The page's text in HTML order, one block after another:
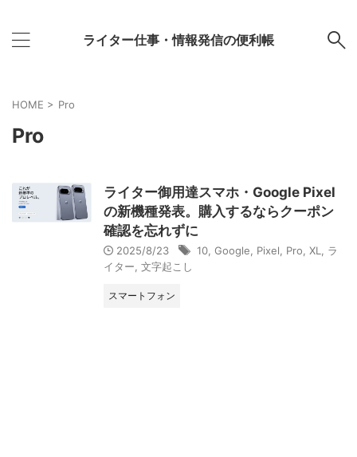
ライター仕事・情報発信の便利帳
HOME > Pro
Pro
ライター御用達スマホ・Google Pixel
の新機種発表。購入するならクーポン
確認を忘れずに
2025/8/23 10 Google Pixel Pro XL
ラ
イター 文字起こし
スマートフォン